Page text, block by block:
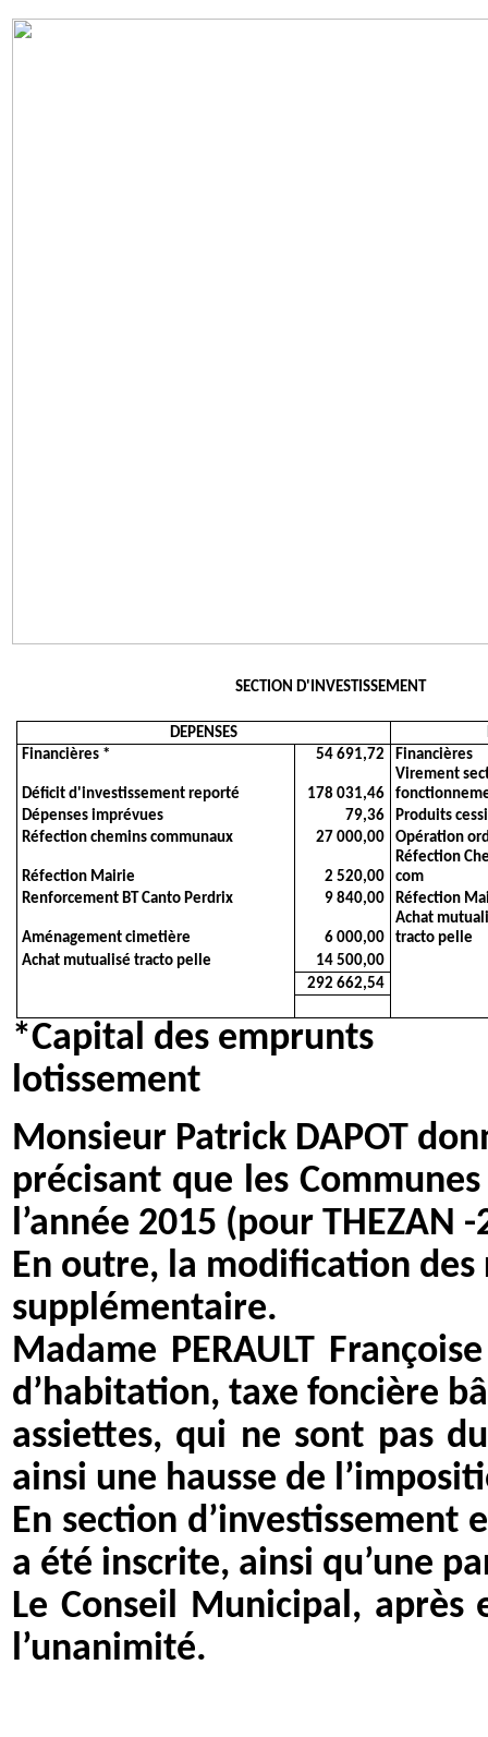
SECTION D'INVESTISSEMENT
DEPENSES
Financières *
54 691,72 Financières
Déficit d'investissement reporté 178 031,46
Virement
Dépenses imprévues
79,36
Produits
Réfection chemins communaux
27 000,00 Opération
Réfection Mairie 2 520,00
Réfection
com
Renforcement BT Canto Perdrix
9 840,00 Réfection
Aménagement cimetière 6 000,00
Achat
tracto pelle
Achat mutualisé tracto pelle
14 500,00
292 662,54
*Capital des
lotissement
Monsieur Patrick DAPOT
précisant que les
l’année 2015 (pour THEZAN
En outre, la modification des
supplémentaire.
Madame PERAULT
d’habitation, taxe foncière
assiettes, qui ne sont pas
ainsi une hausse de
En section
a été inscrite, ainsi qu’une
Le Conseil Municipal,
l’unanimité.